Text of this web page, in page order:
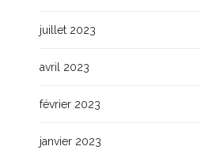
juillet 2023
avril 2023
février 2023
janvier 2023